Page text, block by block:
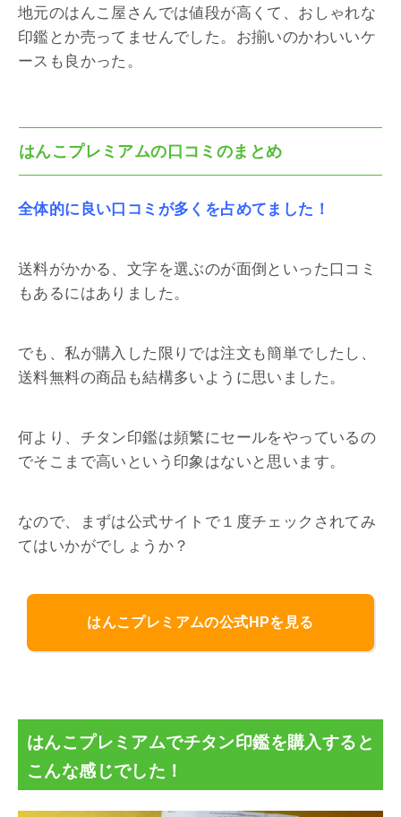
地元のはんこ屋さんでは値段が高くて、おしゃれな
印鑑とか売ってませんでした。お揃いのかわいいケ
ースも良かった。
はんこプレミアムの口コミのまとめ
全体的に良い口コミが多くを占めてました！
送料がかかる、文字を選ぶのが面倒といった口コミ
もあるにはありました。
でも、私が購入した限りでは注文も簡単でしたし、
送料無料の商品も結構多いように思いました。
何より、チタン印鑑は頻繁にセールをやっているの
でそこまで高いという印象はないと思います。
なので、まずは公式サイトで１度チェックされてみ
てはいかがでしょうか？
はんこプレミアムの公式HPを見る
はんこプレミアムでチタン印鑑を購入すると
こんな感じでした！